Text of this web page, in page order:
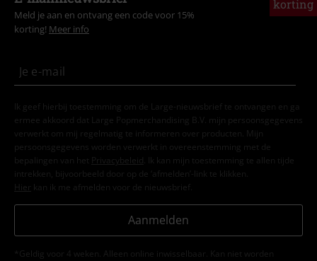
korting
Meld je aan en ontvang een code voor 15%
korting! Meer info
Ik geef hierbij toestemming om de Large-nieuwsbrief te ontvangen en ga
ermee akkoord dat Large Popmerchandising B.V. mijn persoonsgegevens
verwerkt om mij regelmatig te informeren over producten. Mijn
persoonsgegevens worden verwerkt in overeenstemming met de
bepalingen van het
Privacybeleid . Ik kan mijn toestemming te allen tijde
intrekken, bijvoorbeeld door op de ‘afmelden’-link te klikken.
Hier kan ik me afmelden voor de nieuwsbrief.
Aanmelden
*Geldig voor 4 weken. Alleen online inwisselbaar. Kan niet worden